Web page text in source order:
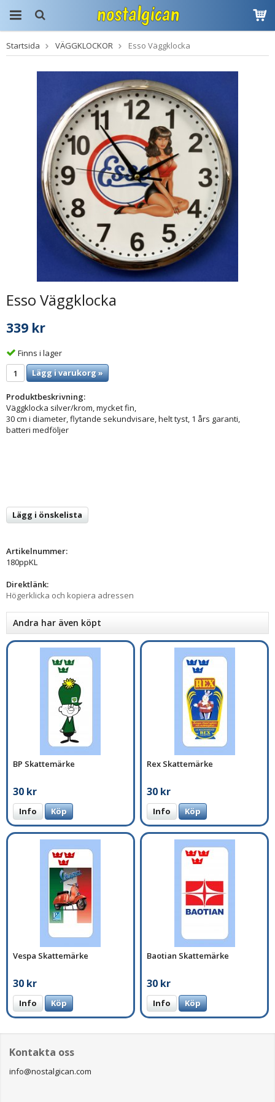
Produkten har blivit
tillagd i varukorgen
Startsida VÄGGKLOCKOR Esso Väggklocka
Esso Väggklocka
339 kr
Finns i lager
Lägg i varukorg »
Produktbeskrivning:
Väggklocka silver/krom, mycket fin,
30 cm i diameter, flytande sekundvisare, helt tyst, 1 års garanti,
batteri medföljer
Lägg i önskelista
Artikelnummer:
180ppKL
Direktlänk:
Högerklicka och kopiera adressen
Andra har även köpt
BP Skattemärke
30 kr
Info Köp
Rex Skattemärke
30 kr
Info Köp
Vespa Skattemärke
30 kr
Info Köp
Baotian Skattemärke
30 kr
Info Köp
Kontakta oss
info@nostalgican.com